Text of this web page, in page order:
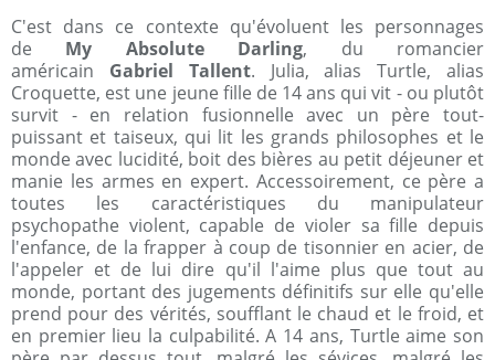
C'est dans ce contexte qu'évoluent les personnages
de My Absolute Darling, du romancier
américain Gabriel Tallent. Julia, alias Turtle, alias
Croquette, est une jeune fille de 14 ans qui vit - ou plutôt
survit - en relation fusionnelle avec un père tout-
puissant et taiseux, qui lit les grands philosophes et le
monde avec lucidité, boit des bières au petit déjeuner et
manie les armes en expert. Accessoirement, ce père a
toutes les caractéristiques du manipulateur
psychopathe violent, capable de violer sa fille depuis
l'enfance, de la frapper à coup de tisonnier en acier, de
l'appeler et de lui dire qu'il l'aime plus que tout au
monde, portant des jugements définitifs sur elle qu'elle
prend pour des vérités, soufflant le chaud et le froid, et
en premier lieu la culpabilité. A 14 ans, Turtle aime son